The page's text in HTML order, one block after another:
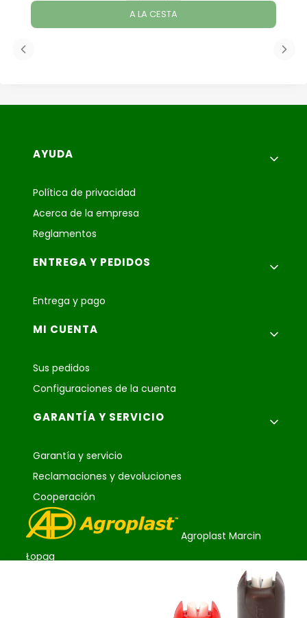
A LA CESTA
Menú de pie de página
AYUDA
Política de privacidad
Acerca de la empresa
Reglamentos
ENTREGA Y PEDIDOS
Entrega y pago
MI CUENTA
Sus pedidos
Configuraciones de la cuenta
GARANTÍA Y SERVICIO
Garantía y servicio
Reclamaciones y devoluciones
Cooperación
Agroplast Marcin
Łopąg